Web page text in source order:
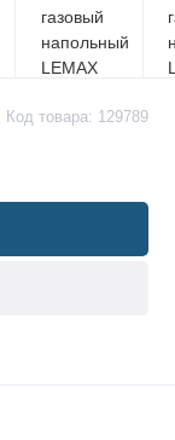
Код товара: 129789